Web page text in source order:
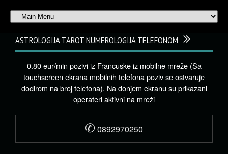
ASTROLOGIJA TAROT NUMEROLOGIJA TELEFONOM
0.80 eur/min pozivi iz Francuske iz mobilne mreže (Sa
touchscreen ekrana mobilnih telefona poziv se ostvaruje
dodirom na broj telefona). Na donjem ekranu su prikazani
operateri aktivni na mreži
✆ 0892970250